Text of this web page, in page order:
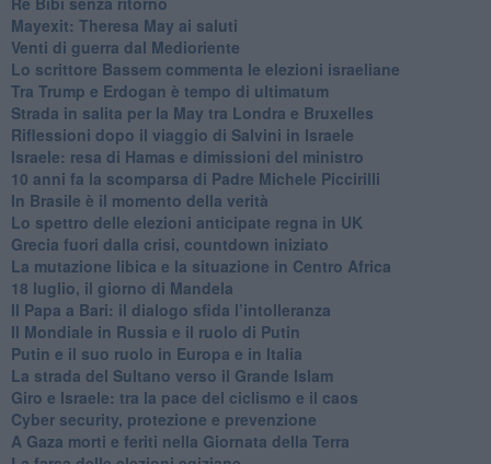
Mayexit: Theresa May ai saluti
Venti di guerra dal Medioriente
Lo scrittore Bassem commenta le elezioni israeliane
Tra Trump e Erdogan è tempo di ultimatum
Strada in salita per la May tra Londra e Bruxelles
Riflessioni dopo il viaggio di Salvini in Israele
Israele: resa di Hamas e dimissioni del ministro
10 anni fa la scomparsa di Padre Michele Piccirilli
In Brasile è il momento della verità
Lo spettro delle elezioni anticipate regna in UK
Grecia fuori dalla crisi, countdown iniziato
La mutazione libica e la situazione in Centro Africa
18 luglio, il giorno di Mandela
Il Papa a Bari: il dialogo sfida l’intolleranza
Il Mondiale in Russia e il ruolo di Putin
Putin e il suo ruolo in Europa e in Italia
La strada del Sultano verso il Grande Islam
Giro e Israele: tra la pace del ciclismo e il caos
Cyber security, protezione e prevenzione
A Gaza morti e feriti nella Giornata della Terra